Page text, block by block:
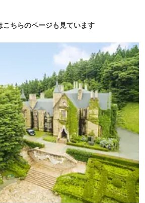
しかない豊かで
ださい。
こちらのページも見ています